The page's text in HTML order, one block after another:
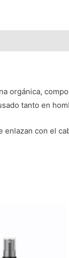
orgánica,
tanto en
con el